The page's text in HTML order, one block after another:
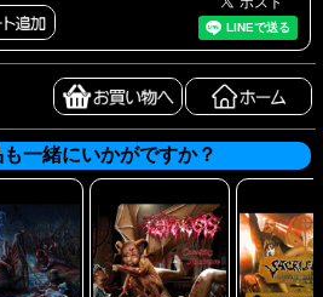
一緒にいかがですか？